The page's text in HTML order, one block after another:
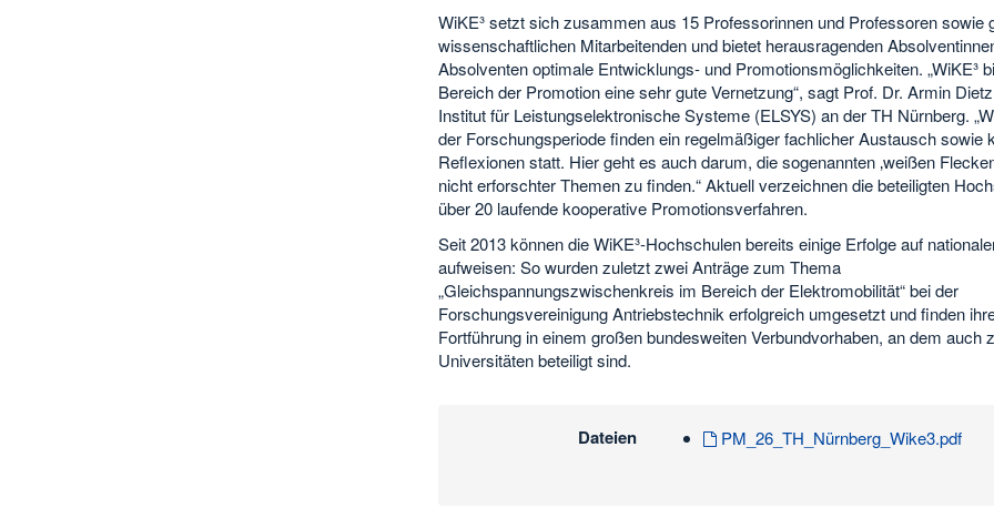
WiKE³ setzt sich zusammen aus 15 Professorinnen und Professoren sowie
wissenschaftlichen Mitarbeitenden und bietet herausragenden
Absolventen optimale Entwicklungs- und Promotionsmöglichkeiten. „WiKE³
Bereich der Promotion eine sehr gute Vernetzung“, sagt Prof. Dr. Armin
Institut für Leistungselektronische Systeme (ELSYS) an der TH Nürnberg.
der Forschungsperiode finden ein regelmäßiger fachlicher Austausch sowie
Reflexionen statt. Hier geht es auch darum, die sogenannten ‚weißen
nicht erforschter Themen zu finden.“ Aktuell verzeichnen die beteiligten
über 20 laufende kooperative Promotionsverfahren.
Seit 2013 können die WiKE³-Hochschulen bereits einige Erfolge auf
aufweisen: So wurden zuletzt zwei Anträge zum Thema
„Gleichspannungszwischenkreis im Bereich der Elektromobilität“ bei der
Forschungsvereinigung Antriebstechnik erfolgreich umgesetzt und finden
Fortführung in einem großen bundesweiten Verbundvorhaben, an dem auch
Universitäten beteiligt sind.
Dateien PM_26_TH_Nürnberg_Wike3.pdf